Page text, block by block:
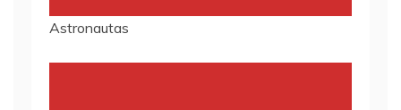
Astronautas